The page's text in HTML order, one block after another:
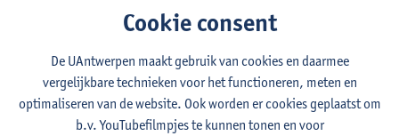
2026-2027 2025-2026 2024-2025
Kinesitherapie in de geestelijke
gezondheidszorg en maatschappij
Cookie consent
De UAntwerpen maakt gebruik van cookies en daarmee
vergelijkbare technieken voor het functioneren, meten en
optimaliseren van de website. Ook worden er cookies geplaatst om
b.v. YouTubefilmpjes te kunnen tonen en voor